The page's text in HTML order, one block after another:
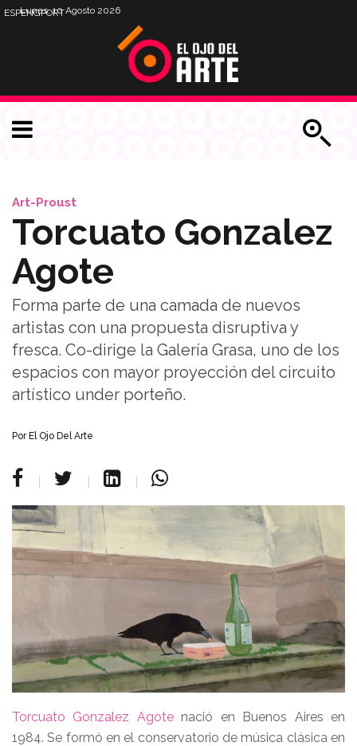
Lunes, 10 Agosto 2026
ESPENGPORT
Art-Proust
Torcuato Gonzalez
Agote
Forma parte de una camada de nuevos
artistas con una propuesta disruptiva y
fresca. Co-dirige la Galería Grasa, uno de los
espacios con mayor proyección del circuito
artístico under porteño.
Por El Ojo Del Arte
Torcuato Gonzalez Agotenació en Buenos Aires en
1984. Se formó en el conservatorio de música clásica en